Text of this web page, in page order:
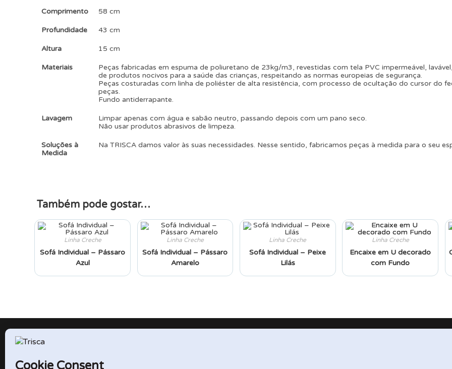
Comprimento 58 cm
Profundidade 43 cm
Altura 15 cm
Materiais
Peças fabricadas em espuma de poliuretano de 23kg/m3, revestidas com tela PVC impermeável,
de produtos nocivos para a saúde das crianças, respeitando as normas europeias de segurança.
Peças costuradas com linha de poliéster de alta resistência, com processo de ocultação do cursor do
peças.
Fundo antiderrapante.
Lavagem
Limpar apenas com água e sabão neutro, passando depois com um pano seco.
Não usar produtos abrasivos de limpeza.
Soluções à
Medida
Na TRISCA damos valor às suas necessidades. Nesse sentido, fabricamos peças à medida para o seu
Também pode gostar…
Linha Creche
Sofá Individual – Pássaro
Azul
Linha Creche
Sofá Individual – Pássaro
Amarelo
Linha Creche
Sofá Individual – Peixe
Lilás
Linha Creche
Encaixe em U decorado
com Fundo
Parque Empresarial do Entroncamento